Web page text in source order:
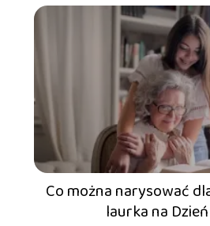
Co można narysować
laurka na